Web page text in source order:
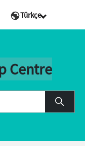
Türkçe
Centre